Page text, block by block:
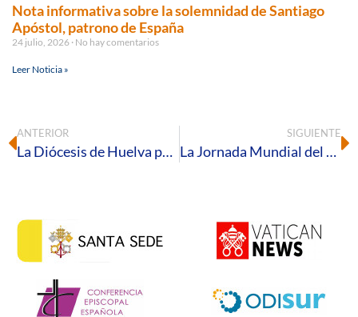
Nota informativa sobre la solemnidad de Santiago
Apóstol, patrono de España
24 julio, 2026 No hay comentarios
Leer Noticia »
ANTERIOR
La Diócesis de Huelva pone a disposición diferentes inmuebles para actividades pastorales
SIGUIENTE
La Jornada Mundial del Turismo se celebrará en la parroquia palerma de San Jorge Mártir